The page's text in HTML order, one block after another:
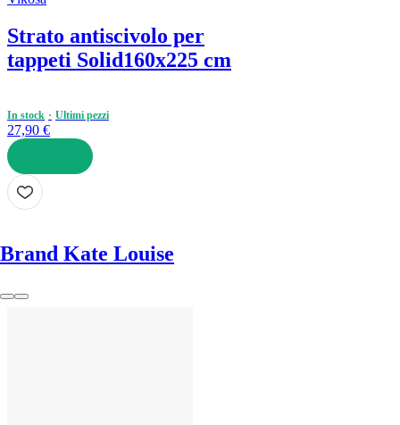
Strato antiscivolo per
tappeti Solid160x225 cm
In stock Ultimi pezzi
27,90 €
AGGIUNGI
Brand Kate Louise